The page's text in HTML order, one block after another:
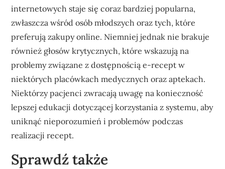
internetowych staje się coraz bardziej popularna,
zwłaszcza wśród osób młodszych oraz tych, które
preferują zakupy online. Niemniej jednak nie brakuje
również głosów krytycznych, które wskazują na
problemy związane z dostępnością e-recept w
niektórych placówkach medycznych oraz aptekach.
Niektórzy pacjenci zwracają uwagę na konieczność
lepszej edukacji dotyczącej korzystania z systemu, aby
uniknąć nieporozumień i problemów podczas
realizacji recept.
Sprawdź także